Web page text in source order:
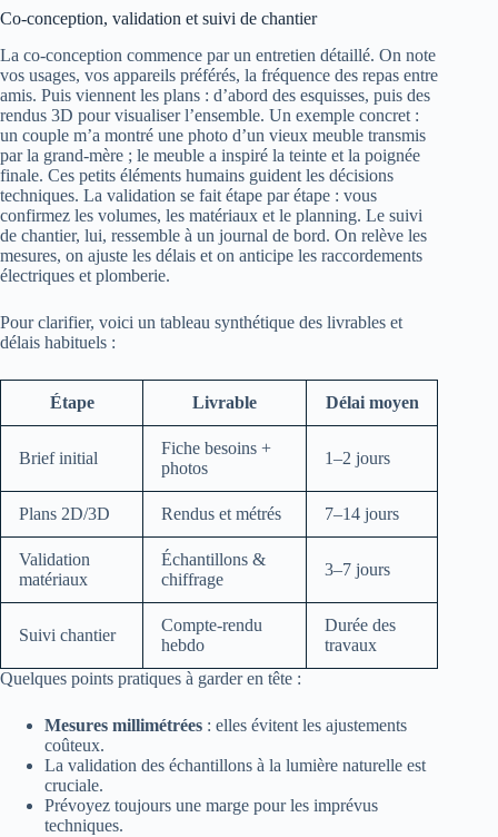
Co‑conception, validation et suivi de chantier
La co‑conception commence par un entretien détaillé. On note
vos usages, vos appareils préférés, la fréquence des repas entre
amis. Puis viennent les plans : d’abord des esquisses, puis des
rendus 3D pour visualiser l’ensemble. Un exemple concret :
un couple m’a montré une photo d’un vieux meuble transmis
par la grand‑mère ; le meuble a inspiré la teinte et la poignée
finale. Ces petits éléments humains guident les décisions
techniques. La validation se fait étape par étape : vous
confirmez les volumes, les matériaux et le planning. Le suivi
de chantier, lui, ressemble à un journal de bord. On relève les
mesures, on ajuste les délais et on anticipe les raccordements
électriques et plomberie.
Pour clarifier, voici un tableau synthétique des livrables et
délais habituels :
Étape Livrable Délai moyen
Brief initial
Fiche besoins +
photos
1–2 jours
Plans 2D/3D Rendus et métrés 7–14 jours
Validation
matériaux
Échantillons &
chiffrage
3–7 jours
Suivi chantier
Compte‑rendu
hebdo
Durée des
travaux
Quelques points pratiques à garder en tête :
Mesures millimétrées : elles évitent les ajustements
coûteux.
La validation des échantillons à la lumière naturelle est
cruciale.
Prévoyez toujours une marge pour les imprévus
techniques.